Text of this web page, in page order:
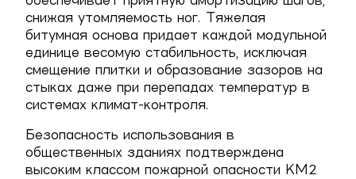
снижая утомляемость ног. Тяжелая
битумная основа придает каждой модульной
единице весомую стабильность, исключая
смещение плитки и образование зазоров на
стыках даже при перепадах температур в
системах климат-контроля.
Безопасность использования в
общественных зданиях подтверждена
высоким классом пожарной опасности КМ2